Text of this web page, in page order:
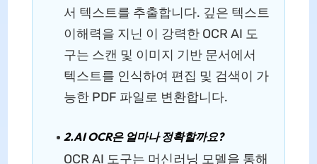
서 텍스트를 추출합니다. 깊은 텍스트
이해력을 지닌 이 강력한 OCR AI 도
구는 스캔 및 이미지 기반 문서에서
텍스트를 인식하여 편집 및 검색이 가
능한 PDF 파일로 변환합니다.
2.AI OCR은 얼마나 정확할까요?
OCR AI 도구는 머신러닝 모델을 통해